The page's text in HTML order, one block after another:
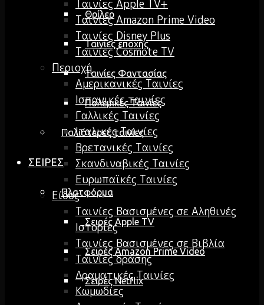
Θρίλερ
Ταινίες εποχής
Ταινίες Φαντασίας
Πολεμικές Ταινίες
Παλιότερες ταινίες
ΣΕΙΡΕΣ
Πλατφόρμα
Σειρές Apple TV
Σειρές Amazon Prime Video
Σειρές Netflix
Ταινίες Apple TV+
Ταινίες Amazon Prime Video
Ταινίες Disney Plus
Ταινίες Cosmote TV
Περιοχή
Αμερικανικές Ταινίες
Ισπανικές ταινίες
Γαλλικές Ταινίες
Ιταλικές Ταινίες
Βρετανικές Ταινίες
Σκανδιναβικές Ταινίες
Ευρωπαϊκές Ταινίες
Είδος
Ταινίες Βασισμένες σε Αληθινές
Ιστορίες
Ταινίες Βασισμένες σε Βιβλία
Ταινίες δράσης
Δραματικές Ταινίες
Κωμωδίες